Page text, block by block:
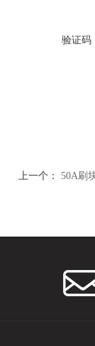
验证码
上一个： 50A刷